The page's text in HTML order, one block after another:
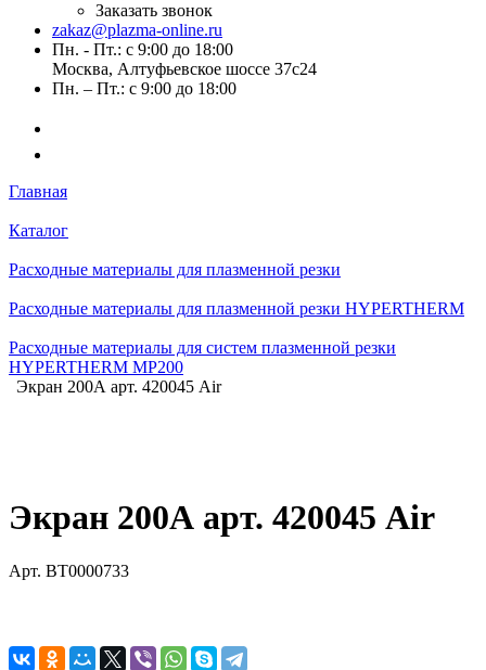
Заказать звонок
zakaz@plazma-online.ru
Пн. - Пт.: с 9:00 до 18:00
Москва, Алтуфьевское шоссе 37с24
Пн. – Пт.: с 9:00 до 18:00
Главная
Каталог
Расходные материалы для плазменной резки
Расходные материалы для плазменной резки HYPERTHERM
Расходные материалы для систем плазменной резки
HYPERTHERM MP200
Экран 200А арт. 420045 Air
Экран 200А арт. 420045 Air
Арт. BT0000733